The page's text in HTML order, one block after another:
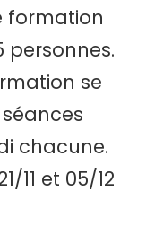
formation
personnes.
se
chacune.
11 et 05/12